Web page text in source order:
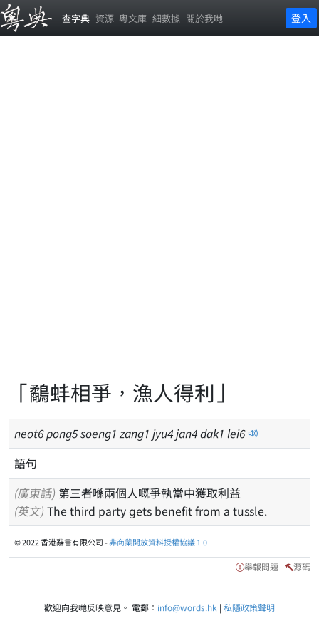
查字典 資源 粵文庫 細數據 關於我哋 登入
「鷸蚌相爭，漁人得利」
neot6pong5soeng1 zang1 jyu4jan4dak1 lei6
語句
(廣東話) 第三者喺兩個人嘅爭執當中獲取利益
(英文) The third party gets benefit from a tussle.
© 2022 香港辭書有限公司 -非商業開放資料授權協議 1.0
舉報問題 源碼
歡迎向我哋反映意見。 電郵： info@words.hk | 私隱政策聲明